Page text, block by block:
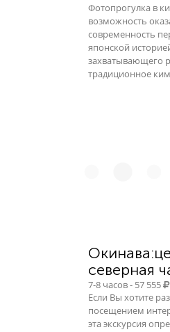
Фотопрогулка в
возможность
современность
японской
захватывающего
традиционное
северная
7-8 часов - 57 555
Если Вы хотите
посещением
эта экскурсия